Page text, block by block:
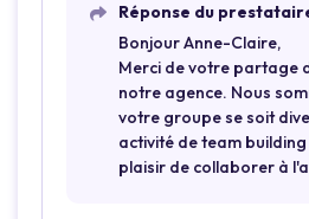
Réponse du
Bonjour Anne-Claire,
Merci de votre partage
notre agence. Nous
votre groupe se soit
activité de team building
plaisir de collaborer à